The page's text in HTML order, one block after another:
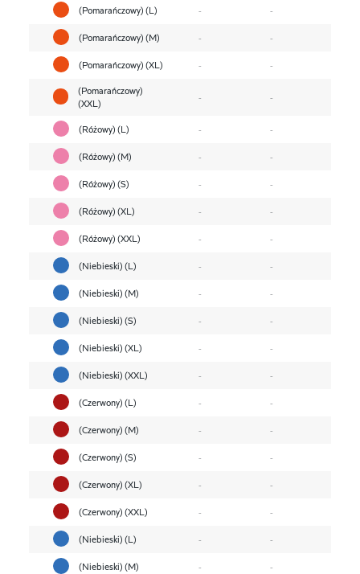
(Pomarańczowy) (L) -
-
(Pomarańczowy) (M)
-
-
(Pomarańczowy) (XL)
-
-
(Pomarańczowy)
(XXL)
- -
(Różowy) (L) -
-
(Różowy) (M)
-
-
(Różowy) (S)
-
-
(Różowy) (XL)
-
-
(Różowy) (XXL)
-
-
(Niebieski) (L)
-
-
(Niebieski) (M)
-
-
(Niebieski) (S)
-
-
(Niebieski) (XL)
-
-
(Niebieski) (XXL)
-
-
(Czerwony) (L)
-
-
(Czerwony) (M)
-
-
(Czerwony) (S)
-
-
(Czerwony) (XL)
-
-
(Czerwony) (XXL)
-
-
(Niebieski) (L)
-
-
(Niebieski) (M)
-
-